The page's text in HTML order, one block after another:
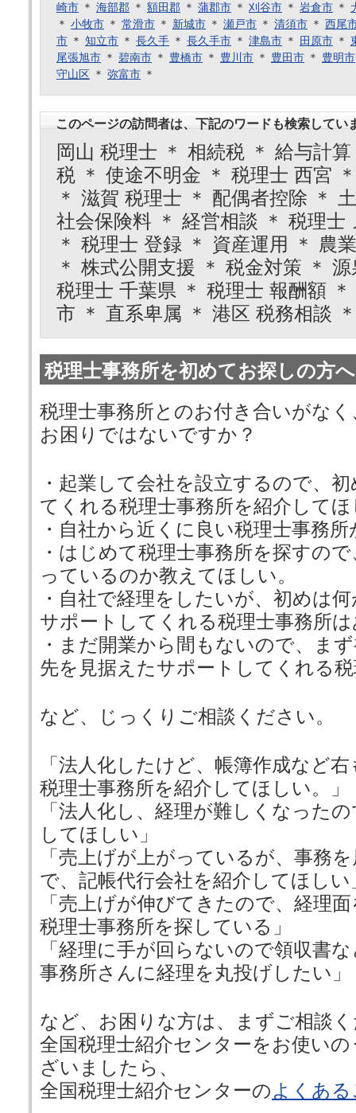
崎市 ＊ 海部郡 ＊ 額田郡 ＊ 蒲郡市 ＊ 刈谷市 ＊ 岩倉市 ＊
＊ 小牧市 ＊ 常滑市 ＊ 新城市 ＊ 瀬戸市 ＊ 清須市 ＊ 西尾
市 ＊ 知立市 ＊ 長久手 ＊ 長久手市 ＊ 津島市 ＊ 田原市 ＊
尾張旭市 ＊ 碧南市 ＊ 豊橋市 ＊ 豊川市 ＊ 豊田市 ＊ 豊明市
守山区 ＊ 弥富市 ＊
このページの訪問者は、下記のワードも検索してい
岡山 税理士 ＊ 相続税 ＊ 給与計
税 ＊ 使途不明金 ＊ 税理士 西宮
＊ 滋賀 税理士 ＊ 配偶者控除 ＊
社会保険料 ＊ 経営相談 ＊ 税理士
＊ 税理士 登録 ＊ 資産運用 ＊ 農
＊ 株式公開支援 ＊ 税金対策 ＊
税理士 千葉県 ＊ 税理士 報酬額
市 ＊ 直系卑属 ＊ 港区 税務相談 ＊
税理士事務所を初めてお探しの方へ
税理士事務所とのお付き合いがな
お困りではないですか？
・起業して会社を設立するので、
てくれる税理士事務所を紹介して
・自社から近くに良い税理士事務
・はじめて税理士事務所を探すの
っているのか教えてほしい。
・自社で経理をしたいが、初めは
サポートしてくれる税理士事務所
・まだ開業から間もないので、ま
先を見据えたサポートしてくれる
など、じっくりご相談ください。
「法人化したけど、帳簿作成など
税理士事務所を紹介してほしい。」
「法人化し、経理が難しくなった
してほしい」
「売上げが上がっているが、事務
で、記帳代行会社を紹介してほしい
「売上げが伸びてきたので、経理
税理士事務所を探している」
「経理に手が回らないので領収書
事務所さんに経理を丸投げしたい」
など、お困りな方は、まずご相談
全国税理士紹介センターをお使い
ざいましたら、
全国税理士紹介センターのよくあ